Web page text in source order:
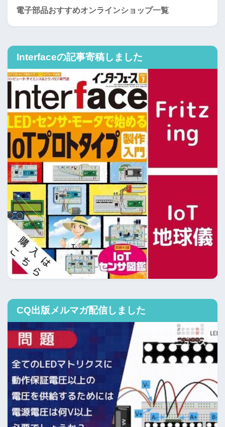
電子部品おすすめオンラインショップ一覧
Interfaceの記事寄稿しました
CQ出版メルマガ配信しました